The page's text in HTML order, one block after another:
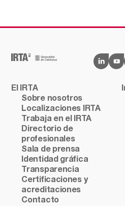
El IRTA
Sobre nosotros
Localizaciones IRTA
Trabaja en el IRTA
Directorio de
profesionales
Sala de prensa
Identidad gráfica
Transparencia
Certificaciones y
acreditaciones
Contacto